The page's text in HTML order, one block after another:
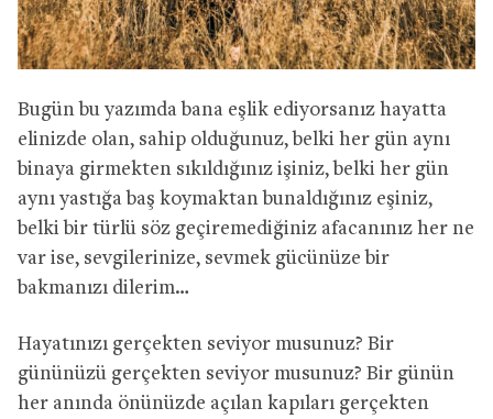
Bugün bu yazımda bana eşlik ediyorsanız hayatta
elinizde olan, sahip olduğunuz, belki her gün aynı
binaya girmekten sıkıldığınız işiniz, belki her gün
aynı yastığa baş koymaktan bunaldığınız eşiniz,
belki bir türlü söz geçiremediğiniz afacanınız her ne
var ise, sevgilerinize, sevmek gücünüze bir
bakmanızı dilerim…
Hayatınızı gerçekten seviyor musunuz? Bir
gününüzü gerçekten seviyor musunuz? Bir günün
her anında önünüzde açılan kapıları gerçekten